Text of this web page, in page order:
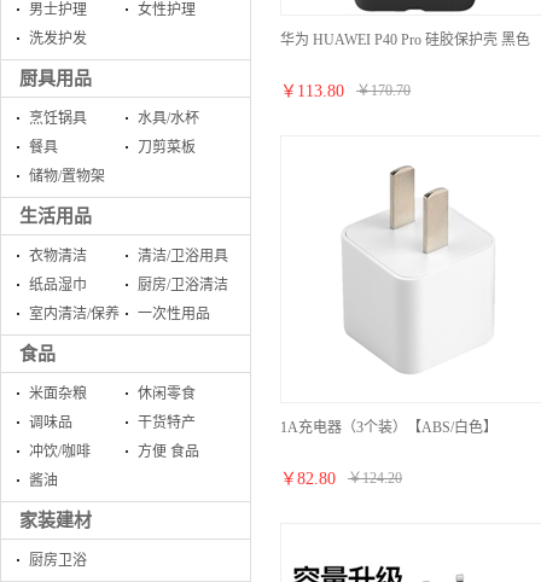
男士护理
女性护理
洗发护发
厨具用品
烹饪锅具
水具/水杯
餐具
刀剪菜板
储物/置物架
生活用品
衣物清洁
清洁/卫浴用具
纸品湿巾
厨房/卫浴清洁
室内清洁/保养
一次性用品
食品
米面杂粮
休闲零食
调味品
干货特产
冲饮/咖啡
方便 食品
酱油
家装建材
厨房卫浴
华为 HUAWEI P40 Pro 硅胶保护壳 黑色
￥ 113.80 ￥170.70
1A充电器（3个装）【ABS/白色】
￥ 82.80 ￥124.20